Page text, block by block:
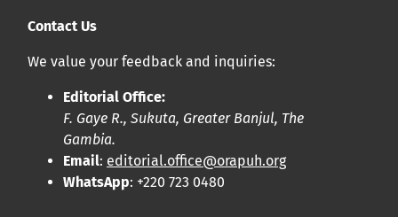
Contact Us
We value your feedback and inquiries:
Editorial Office:
F. Gaye R., Sukuta, Greater Banjul, The
Gambia.
Email: editorial.office@orapuh.org
WhatsApp: +220 723 0480